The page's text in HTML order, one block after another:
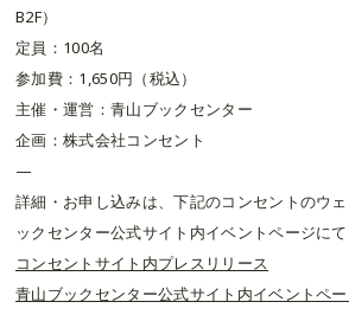
B2F）
定員：100名
参加費：1,650円（税込）
主催・運営：青山ブックセンター
企画：株式会社コンセント
—
詳細・お申し込みは、下記のコンセントのウ
ックセンター公式サイト内イベントページにて
コンセントサイト内プレスリリース
青山ブックセンター公式サイト内イベントペ